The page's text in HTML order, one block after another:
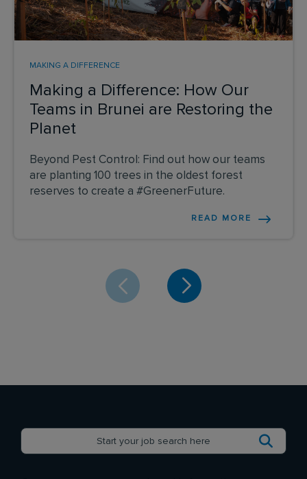
Making a Difference: How Our
Teams in Brunei are Restoring the
Planet
MAKING A DIFFERENCE
Beyond Pest Control: Find out how our teams
are planting 100 trees in the oldest forest
reserves to create a #GreenerFuture.
READ MORE